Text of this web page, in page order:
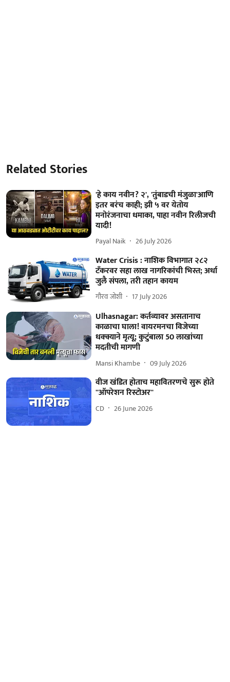
Related Stories
'हे काय नवीन? २', 'तुंबाडची मंजुळा'आणि
इतर बरंच काही; झी ५ वर येतोय
मनोरंजनाचा धमाका, पाहा नवीन रिलीजची
यादी!
Payal Naik 26 July 2026
Water Crisis : नाशिक विभागात २८२
टँकरवर सहा लाख नागरिकांची भिस्त; अर्धा
जुलै संपला, तरी तहान कायम
गौरव जोशी 17 July 2026
Ulhasnagar: कर्तव्यावर असतानाच
काळाचा घाला! वायरमनचा विजेच्या
धक्क्याने मृत्यू; कुटुंबाला 50 लाखांच्या
मदतीची मागणी
Mansi Khambe 09 July 2026
वीज खंडित होताच महावितरणचे सुरू होते
''ऑपरेशन रिस्टोअर''
CD 26 June 2026